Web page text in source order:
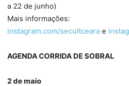
a 22 de junho)
Mais informações:
instagram.com/secultceara e
AGENDA CORRIDA DE SOBRAL
2 de maio